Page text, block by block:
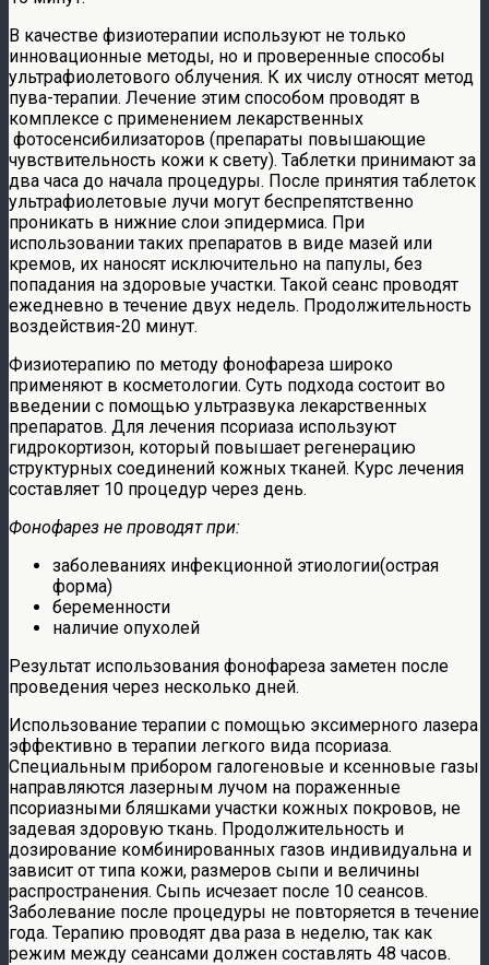
В качестве физиотерапии используют не только
инновационные методы, но и проверенные способы
ультрафиолетового облучения. К их числу относят метод
пува-терапии. Лечение этим способом проводят в
комплексе с применением лекарственных
фотосенсибилизаторов (препараты повышающие
чувствительность кожи к свету). Таблетки принимают за
два часа до начала процедуры. После принятия таблеток
ультрафиолетовые лучи могут беспрепятственно
проникать в нижние слои эпидермиса. При
использовании таких препаратов в виде мазей или
кремов, их наносят исключительно на папулы, без
попадания на здоровые участки. Такой сеанс проводят
ежедневно в течение двух недель. Продолжительность
воздействия-20 минут.
Физиотерапию по методу фонофареза широко
применяют в косметологии. Суть подхода состоит во
введении с помощью ультразвука лекарственных
препаратов. Для лечения псориаза используют
гидрокортизон, который повышает регенерацию
структурных соединений кожных тканей. Курс лечения
составляет 10 процедур через день.
Фонофарез не проводят при:
заболеваниях инфекционной этиологии(острая
форма)
беременности
наличие опухолей
Результат использования фонофареза заметен после
проведения через несколько дней.
Использование терапии с помощью эксимерного лазера
эффективно в терапии легкого вида псориаза.
Специальным прибором галогеновые и ксенновые газы
направляются лазерным лучом на пораженные
псориазными бляшками участки кожных покровов, не
задевая здоровую ткань. Продолжительность и
дозирование комбинированных газов индивидуальна и
зависит от типа кожи, размеров сыпи и величины
распространения. Сыпь исчезает после 10 сеансов.
Заболевание после процедуры не повторяется в течение
года. Терапию проводят два раза в неделю, так как
режим между сеансами должен составлять 48 часов.